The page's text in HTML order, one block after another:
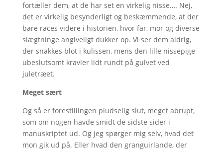
fortæller dem, at de har set en virkelig nisse…. Nej,
det er virkelig besynderligt og beskæmmende, at der
bare races videre i historien, hvor far, mor og diverse
slægtninge angiveligt dukker op. Vi ser dem aldrig,
der snakkes blot i kulissen, mens den lille nissepige
ubeslutsomt kravler lidt rundt på gulvet ved
juletræet.
Meget sært
Og så er forestillingen pludselig slut, meget abrupt,
som om nogen havde smidt de sidste sider i
manuskriptet ud. Og jeg spørger mig selv, hvad det
mon gik ud på. Eller hvad den granguirlande, der